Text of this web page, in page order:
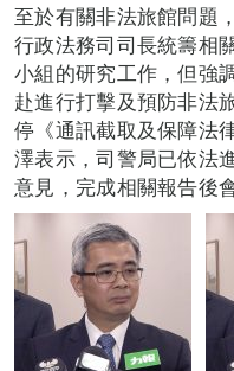
至於有關非法旅館問題
行政法務司司長統籌相
小組的研究工作，但強
赴進行打擊及預防非法
停《通訊截取及保障法
澤表示，司警局已依法
意見，完成相關報告後